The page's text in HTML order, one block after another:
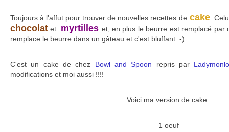
Toujours à l'affut pour trouver de nouvelles recettes de cake.
chocolat et myrtilles et, en plus le beurre est remplacé par
remplace le beurre dans un gâteau et c'est bluffant :-)
C'est un cake de chez Bowl and Spoon repris par
modifications et moi aussi !!!!
Voici ma version de cake :
1 oeuf